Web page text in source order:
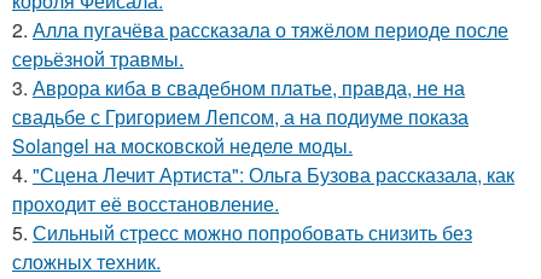
2. Алла пугачёва рассказала о тяжёлом периоде после
серьёзной травмы.
3. Аврора киба в свадебном платье, правда, не на
свадьбе с Григорием Лепсом, а на подиуме показа
Solangel на московской неделе моды.
4. "Сцена Лечит Артиста": Ольга Бузова рассказала, как
проходит её восстановление.
5. Сильный стресс можно попробовать снизить без
сложных техник.